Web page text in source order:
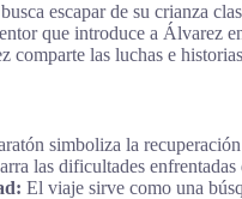
escapar de su crianza
que introduce a Álvarez
comparte las luchas e
simboliza la
las dificultades
El viaje sirve como una